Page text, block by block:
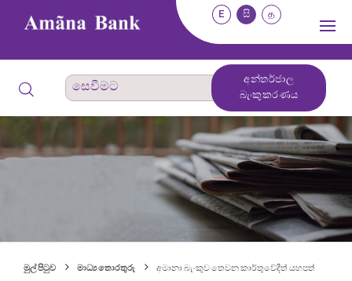
E සි த
අන්තර්ජාල
බැංකුකරණය
මුල් පිටුව මාධ්‍ය තොරතුරු අමානා බැංකුව තෙවන කාර්තුවේදීත් යහපත්